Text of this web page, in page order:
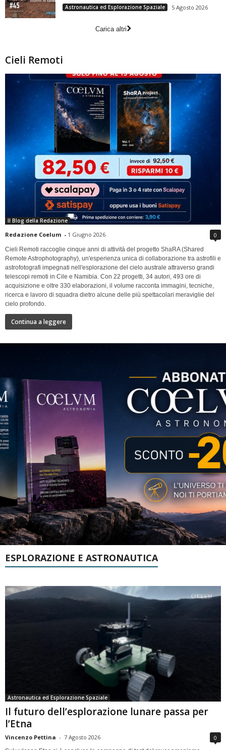
Astronautica ed Esplorazione Spaziale 5 Agosto 2026
Carica altri
Cieli Remoti
Il Blog della Redazione
Redazione Coelum - 1 Giugno 2026 0
Cieli Remoti raccoglie cinque anni di attività del progetto ShaRA (Shared
Remote Astrophotography), un'esperienza unica di collaborazione tra astrofili e
astrofotografi impegnati nell'esplorazione del cielo australe attraverso grandi
telescopi remoti in Cile e Namibia. Con 22 progetti, 34 autori, 493 ore di
acquisizione e oltre 330 elaborazioni, il volume racconta immagini, tecniche,
ricerca e lavoro di squadra dietro alcune delle più spettacolari meraviglie del
cielo profondo.
Continua a leggere
ESPLORAZIONE E ASTRONAUTICA
Astronautica ed Esplorazione Spaziale
Il futuro dell’esplorazione lunare passa per
l’Etna
Vincenzo Pettina - 7 Agosto 2026 0